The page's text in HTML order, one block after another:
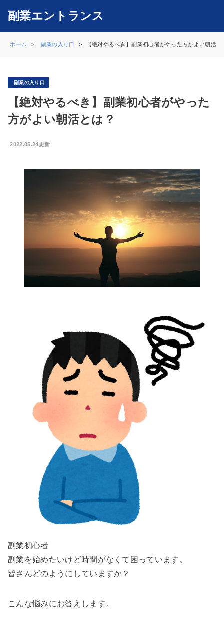
副業エントランス
ホーム 副業の入り口 【絶対やるべき】副業初心者がやった方がよい朝活
副業の入り口
【絶対やるべき】副業初心者がやった
方がよい朝活とは？
2022.05.24更新
副業初心者
副業を始めたいけど時間がなくて困っています。
皆さんどのようにしていますか？
こんな悩みにお答えします。